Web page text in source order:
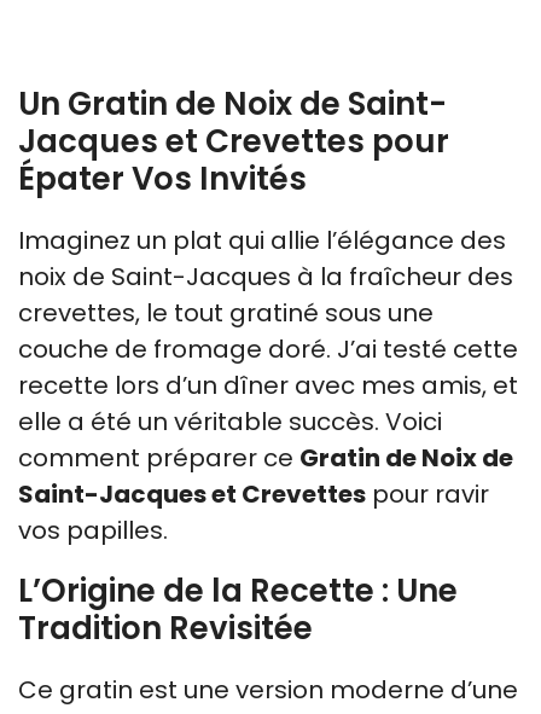
Un Gratin de Noix de Saint-
Jacques et Crevettes pour
Épater Vos Invités
Imaginez un plat qui allie l’élégance des
noix de Saint-Jacques à la fraîcheur des
crevettes, le tout gratiné sous une
couche de fromage doré. J’ai testé cette
recette lors d’un dîner avec mes amis, et
elle a été un véritable succès. Voici
comment préparer ce Gratin de Noix de
Saint-Jacques et Crevettes pour ravir
vos papilles.
L’Origine de la Recette : Une
Tradition Revisitée
Ce gratin est une version moderne d’une